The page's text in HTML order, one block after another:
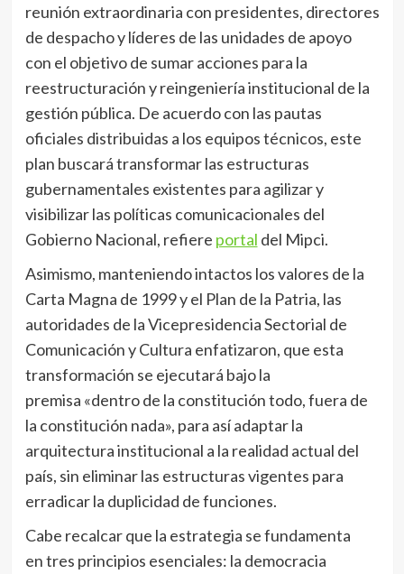
reunión extraordinaria con presidentes, directores
de despacho y líderes de las unidades de apoyo
con el objetivo de sumar acciones para la
reestructuración y reingeniería institucional de la
gestión pública. De acuerdo con las pautas
oficiales distribuidas a los equipos técnicos, este
plan buscará transformar las estructuras
gubernamentales existentes para agilizar y
visibilizar las políticas comunicacionales del
Gobierno Nacional, refiere portal del Mipci.
Asimismo, manteniendo intactos los valores de la
Carta Magna de 1999 y el Plan de la Patria, las
autoridades de la Vicepresidencia Sectorial de
Comunicación y Cultura enfatizaron, que esta
transformación se ejecutará bajo la
premisa «dentro de la constitución todo, fuera de
la constitución nada», para así adaptar la
arquitectura institucional a la realidad actual del
país, sin eliminar las estructuras vigentes para
erradicar la duplicidad de funciones.
Cabe recalcar que la estrategia se fundamenta
en tres principios esenciales: la democracia